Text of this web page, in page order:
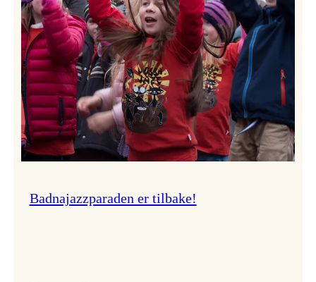
Badnajazzparaden er tilbake!